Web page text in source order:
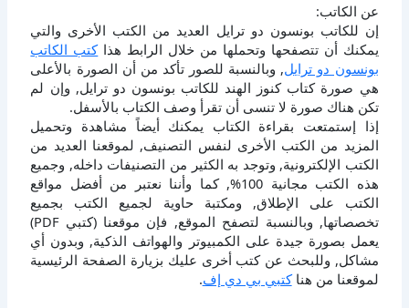
عن الكاتب:
إن للكاتب بونسون دو ترايل العديد من الكتب الأخرى والتي
يمكنك أن تتصفحها وتحملها من خلال الرابط هذاكتب الكاتب
بونسون دو ترايل, وبالنسبة للصور تأكد من أن الصورة بالأعلى
هي صورة كتاب كنوز الهند للكاتب بونسون دو ترايل, وإن لم
تكن هناك صورة لا تنسى أن تقرأ وصف الكتاب بالأسفل.
إذا إستمتعت بقراءة الكتاب يمكنك أيضاً مشاهدة وتحميل
المزيد من الكتب الأخرى لنفس التصنيف, لموقعنا العديد من
الكتب الإلكترونية, وتوجد به الكثير من التصنيفات داخله, وجميع
هذه الكتب مجانية 100%, كما وأننا نعتبر من أفضل مواقع
الكتب على الإطلاق, ومكتبة حاوية لجميع الكتب بجميع
تخصصاتها, وبالنسبة لتصفح الموقع, فإن موقعنا (كتبي PDF)
يعمل بصورة جيدة على الكمبيوتر والهواتف الذكية, وبدون أي
مشاكل, وللبحث عن كتب أخرى عليك بزيارة الصفحة الرئيسية
لموقعنا من هناكتبي بي دي إف.